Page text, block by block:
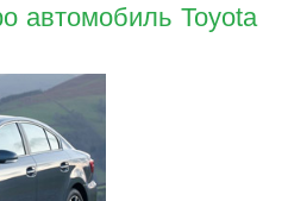
автомобиль Toyota